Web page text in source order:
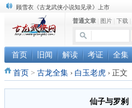
顾雪衣《古龙武侠小说知见录》上市
“武侠书库”查缺补漏活动圆满结束
《古龙小说原貌探究》修订版已上市
普通文章| 图片| 下载|
首页 旧闻 解读 考证 全集
首页> 古龙全集 › 白玉老虎 ›正文
仙子与罗刹